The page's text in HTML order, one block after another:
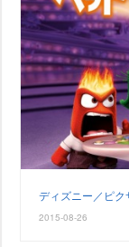
ディズニー／ピ
2015-08-26